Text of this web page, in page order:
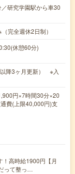
研究学園駅から車30
完全週休2日制）
休憩60分)
降3ヶ月更新） ※入
円×7時間30分×20
費(上限40,000円)支
！高時給1900円【月
って整っ…